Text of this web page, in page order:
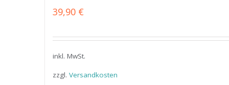
39,90 €
inkl. MwSt.
zzgl. Versandkosten